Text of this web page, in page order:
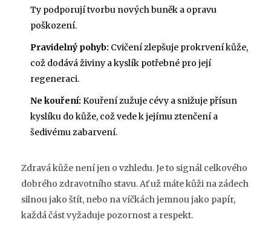
Ty podporují tvorbu nových buněk a opravu
poškození.
Pravidelný pohyb: Cvičení zlepšuje prokrvení kůže,
což dodává živiny a kyslík potřebné pro její
regeneraci.
Ne kouření: Kouření zužuje cévy a snižuje přísun
kyslíku do kůže, což vede k jejímu ztenčení a
šedivému zabarvení.
Zdravá kůže není jen o vzhledu. Je to signál celkového
dobrého zdravotního stavu. Ať už máte kůži na zádech
silnou jako štít, nebo na víčkách jemnou jako papír,
každá část vyžaduje pozornost a respekt.